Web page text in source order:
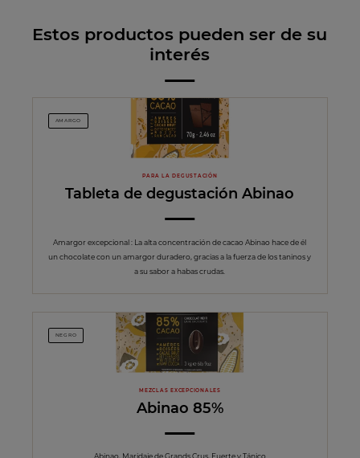
Estos productos pueden ser de su
interés
AMARGO
PARA LA DEGUSTACIÓN
Tableta de degustación Abinao
Amargor excepcional : La alta concentración de cacao Abinao hace de él
un chocolate con un amargor duradero, gracias a la fuerza de los taninos y
a su sabor a habas crudas.
NEGRO
MEZCLAS EXCEPCIONALES
Abinao 85%